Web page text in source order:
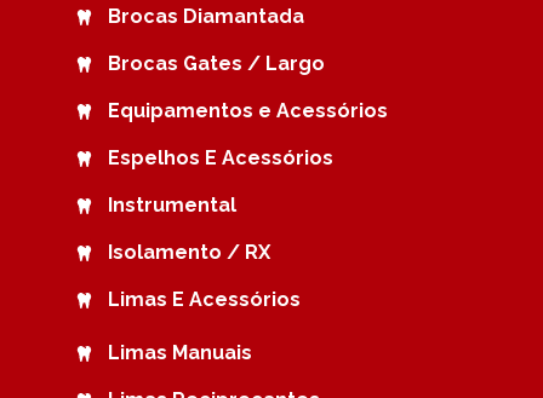
Brocas Diamantada
Brocas Gates / Largo
Equipamentos e Acessórios
Espelhos E Acessórios
Instrumental
Isolamento / RX
Limas E Acessórios
Limas Manuais